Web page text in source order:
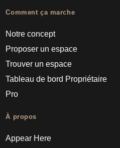
Comment ça marche
Notre concept
Proposer un espace
Trouver un espace
Tableau de bord Propriétaire
Pro
À propos
Appear Here